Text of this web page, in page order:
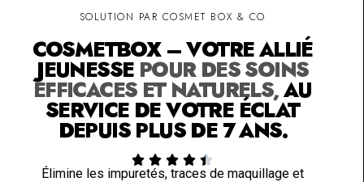
SOLUTION PAR COSMET BOX & CO
COSMETBOX – VOTRE ALLIÉ
JEUNESSEPOUR DES SOINS
EFFICACES ET NATURELS,AU
SERVICE DE VOTRE ÉCLAT
DEPUIS PLUS DE 7 ANS.
    
Élimine les impuretés, traces de maquillage et